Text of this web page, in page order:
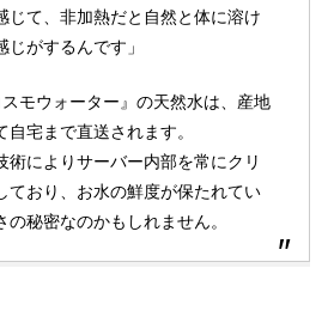
じて、非加熱だと自然と体に溶け
がするんです」
モウォーター』の天然水は、産地
宅まで直送されます。
術によりサーバー内部を常にクリ
ており、お水の鮮度が保たれてい
秘密なのかもしれません。